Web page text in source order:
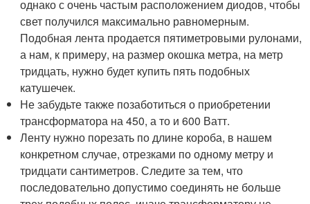
однако с очень частым расположением диодов, чтобы
свет получился максимально равномерным.
Подобная лента продается пятиметровыми рулонами,
а нам, к примеру, на размер окошка метра, на метр
тридцать, нужно будет купить пять подобных
катушечек.
Не забудьте также позаботиться о приобретении
трансформатора на 450, а то и 600 Ватт.
Ленту нужно порезать по длине короба, в нашем
конкретном случае, отрезками по одному метру и
тридцати сантиметров. Следите за тем, что
последовательно допустимо соединять не больше